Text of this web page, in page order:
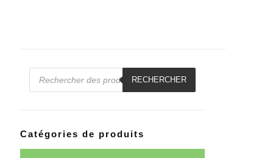
Recherche
RECHERCHER
Catégories de produits